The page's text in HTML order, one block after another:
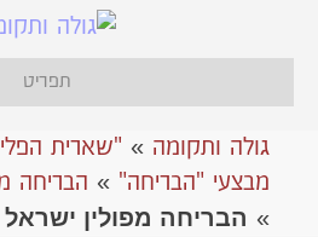
תפריט
גולה ותקומה » "שארית
מבצעי "הבריחה" » אהבריחה
» הבריחה מפולין ישראל